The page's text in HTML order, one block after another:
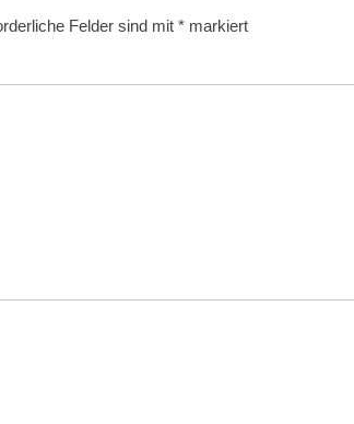
Felder sind mit * markiert